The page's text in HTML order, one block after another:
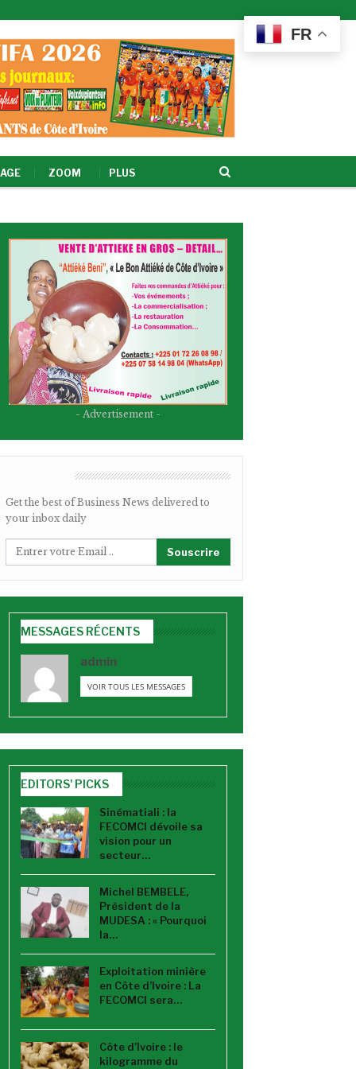
ZOOM PLUS
- Advertisement -
Get the best of Business News delivered to
your inbox daily
Souscrire
MESSAGES RÉCENTS
admin
VOIR TOUS LES MESSAGES
EDITORS' PICKS
Sinématiali : la
FECOMCI dévoile sa
vision pour un
secteur…
Michel BEMBELE,
Président de la
MUDESA : « Pourquoi
la…
Exploitation minière
en Côte d’Ivoire : La
FECOMCI sera…
Côte d’Ivoire : le
kilogramme du
FR